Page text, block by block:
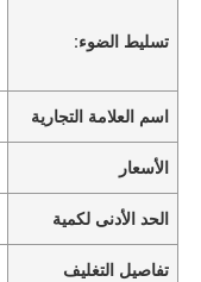
تسليط الضوء:
اسم العلامة التجارية
الأسعار
الحد الأدنى لكمية
تفاصيل التغليف